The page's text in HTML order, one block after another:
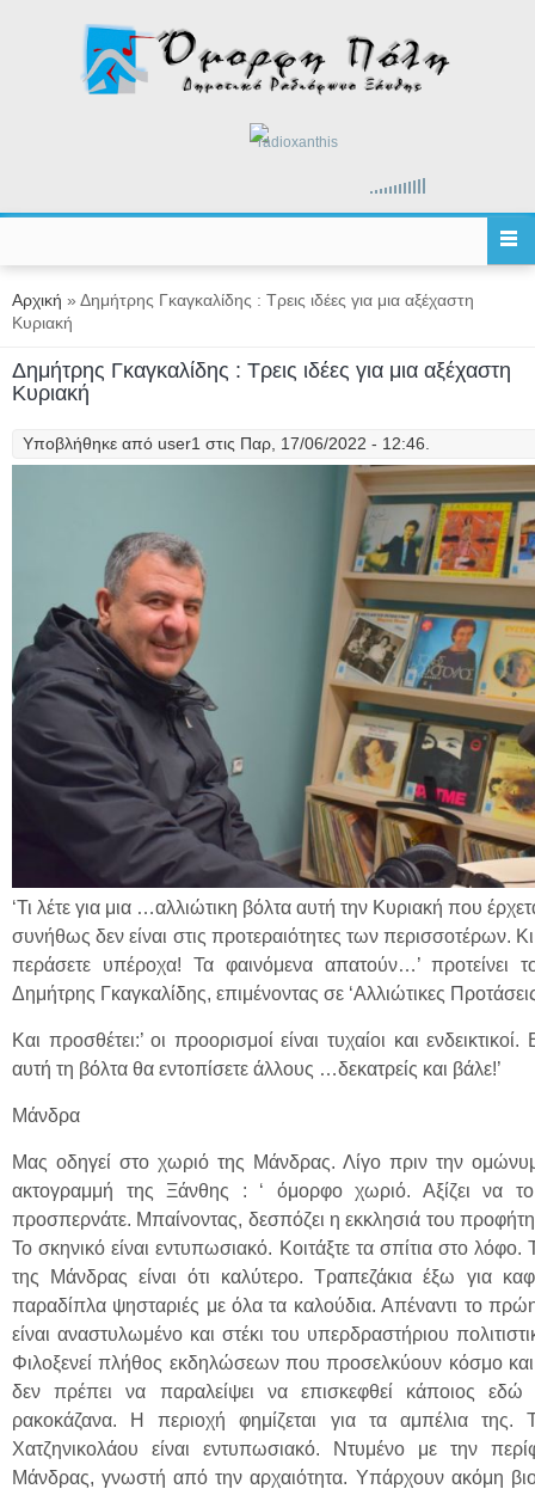
radioxanthis
Είστε εδώ
Αρχική » Δημήτρης Γκαγκαλίδης : Τρεις ιδέες για μια αξέχαστη
Κυριακή
Δημήτρης Γκαγκαλίδης : Τρεις ιδέες για μια αξέχαστη
Κυριακή
Υποβλήθηκε από user1 στις Παρ, 17/06/2022 - 12:46.
‘Τι λέτε για μια …αλλιώτικη βόλτα αυτή την Κυριακή που
συνήθως δεν είναι στις προτεραιότητες των περισσοτέρων.
περάσετε υπέροχα! Τα φαινόμενα απατούν…’
Δημήτρης Γκαγκαλίδης, επιμένοντας σε ‘Αλλιώτικες
Και προσθέτει:’ οι προορισμοί είναι τυχαίοι και
αυτή τη βόλτα θα εντοπίσετε άλλους …δεκατρείς και βάλε!’
Μάνδρα
Μας οδηγεί στο χωριό της Μάνδρας. Λίγο πριν την
ακτογραμμή της Ξάνθης : ‘ όμορφο χωριό. Αξίζει να
προσπερνάτε. Μπαίνοντας, δεσπόζει η εκκλησιά του
Το σκηνικό είναι εντυπωσιακό. Κοιτάξτε τα σπίτια στο
της Μάνδρας είναι ότι καλύτερο. Τραπεζάκια έξω για
παραδίπλα ψησταριές με όλα τα καλούδια. Απέναντι το
είναι αναστυλωμένο και στέκι του υπερδραστήριου
Φιλοξενεί πλήθος εκδηλώσεων που προσελκύουν κόσμο
δεν πρέπει να παραλείψει να επισκεφθεί κάποιος εδώ
ρακοκάζανα. Η περιοχή φημίζεται για τα αμπέλια
Χατζηνικολάου είναι εντυπωσιακό. Ντυμένο με την
Μάνδρας, γνωστή από την αρχαιότητα. Υπάρχουν ακόμη